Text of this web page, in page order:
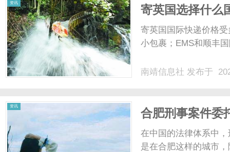
资讯
寄英国选择什么
寄英国国际快递价格
小包裹；EMS和顺丰
南靖信息社 发布于
资讯
合肥刑事案件委
在中国的法律体系中
是在合肥这样的城市